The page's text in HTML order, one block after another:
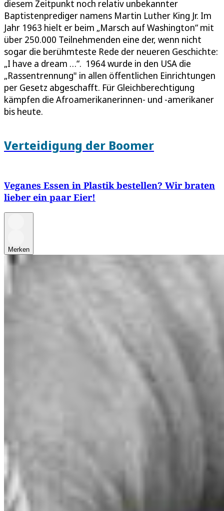
diesem Zeitpunkt noch relativ unbekannter
Baptistenprediger namens Martin Luther King Jr. Im
Jahr 1963 hielt er beim „Marsch auf Washington“ mit
über 250.000 Teilnehmenden eine der, wenn nicht
sogar die berühmteste Rede der neueren Geschichte:
„I have a dream …“. 1964 wurde in den USA die
„Rassentrennung" in allen öffentlichen Einrichtungen
per Gesetz abgeschafft. Für Gleichberechtigung
kämpfen die Afroamerikanerinnen- und -amerikaner
bis heute.
Verteidigung der Boomer
Veganes Essen in Plastik bestellen? Wir braten
lieber ein paar Eier!
Merken